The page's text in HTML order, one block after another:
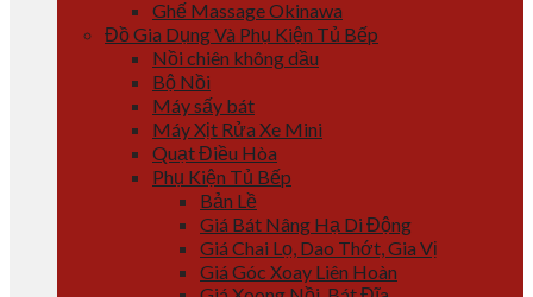
Ghế Massage Okinawa
Đồ Gia Dụng Và Phụ Kiện Tủ Bếp
Nồi chiên không dầu
Bộ Nồi
Máy sấy bát
Máy Xịt Rửa Xe Mini
Quạt Điều Hòa
Phụ Kiện Tủ Bếp
Bản Lề
Giá Bát Nâng Hạ Di Động
Giá Chai Lọ, Dao Thớt, Gia Vị
Giá Góc Xoay Liên Hoàn